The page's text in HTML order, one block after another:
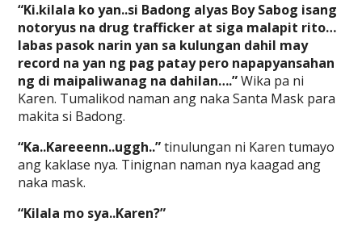
“Ki.kilala ko yan..si Badong alyas Boy Sabog isang
notoryus na drug trafficker at siga malapit rito…
labas pasok narin yan sa kulungan dahil may
record na yan ng pag patay pero napapyansahan
ng di maipaliwanag na dahilan….”Wika pa ni
Karen. Tumalikod naman ang naka Santa Mask para
makita si Badong.
“Ka..Kareeenn..uggh..”tinulungan ni Karen tumayo
ang kaklase nya. Tinignan naman nya kaagad ang
naka mask.
“Kilala mo sya..Karen?”